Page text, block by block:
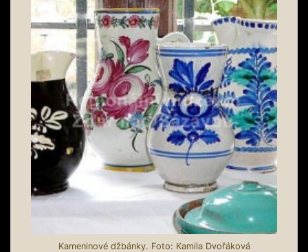
Kameninové džbánky. Foto: Kamila Dvořáková